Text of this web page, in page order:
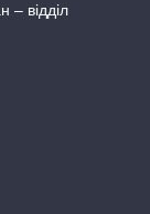
– відділ